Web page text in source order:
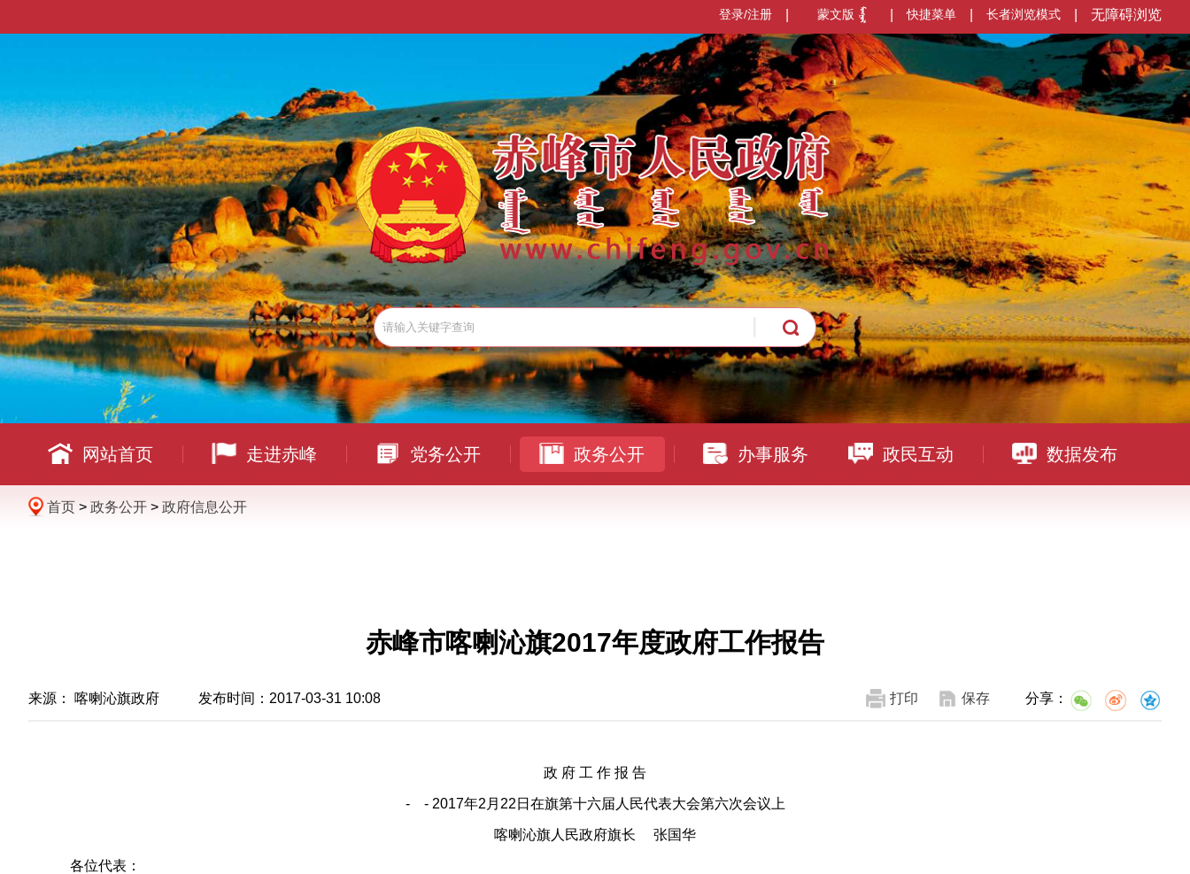
无障碍浏览
长者浏览模式
快捷菜单
蒙文版
登录/注册
网站首页 走进赤峰 党务公开 政务公开 办事服务 政民互动 数据发布
首页 > 政务公开 > 政府信息公开
赤峰市喀喇沁旗2017年度政府工作报告
来源： 喀喇沁旗政府 发布时间：2017-03-31 10:08 打印 保存 分享：
政 府 工 作 报 告
- - 2017年2月22日在旗第十六届人民代表大会第六次会议上
喀喇沁旗人民政府旗长 张国华
各位代表：